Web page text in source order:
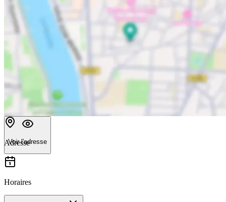
Voir l'adresse
Adresse
Horaires